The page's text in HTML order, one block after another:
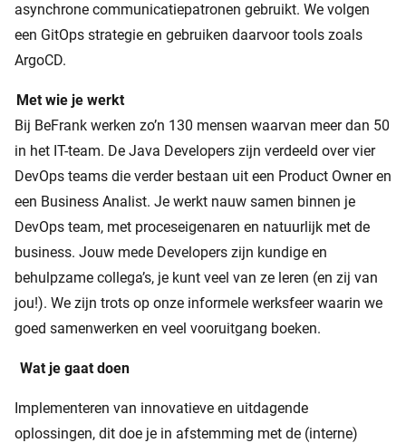
asynchrone communicatiepatronen gebruikt. We volgen
een GitOps strategie en gebruiken daarvoor tools zoals
ArgoCD.
Met wie je werkt
Bij BeFrank werken zo’n 130 mensen waarvan meer dan 50
in het IT-team. De Java Developers zijn verdeeld over vier
DevOps teams die verder bestaan uit een Product Owner en
een Business Analist. Je werkt nauw samen binnen je
DevOps team, met proceseigenaren en natuurlijk met de
business. Jouw mede Developers zijn kundige en
behulpzame collega’s, je kunt veel van ze leren (en zij van
jou!). We zijn trots op onze informele werksfeer waarin we
goed samenwerken en veel vooruitgang boeken.
Wat je gaat doen
Implementeren van innovatieve en uitdagende
oplossingen, dit doe je in afstemming met de (interne)